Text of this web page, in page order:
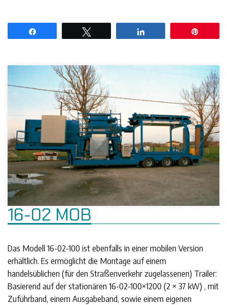
16-02 MOB
Das Modell 16-02-100 ist ebenfalls in einer mobilen Version
erhältlich. Es ermöglicht die Montage auf einem
handelsüblichen (für den Straßenverkehr zugelassenen) Trailer:
Basierend auf der stationären 16-02-100×1200 (2 × 37 kW) , mit
Zuführband, einem Ausgabeband, sowie einem eigenen